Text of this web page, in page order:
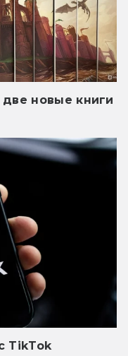
новые книги
TikTok